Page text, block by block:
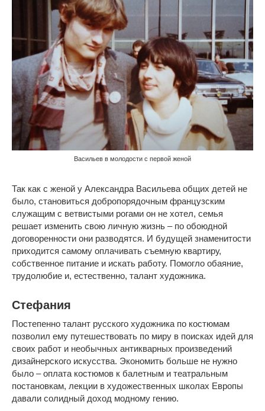
Васильев в молодости с первой женой
Так как с женой у Александра Васильева общих детей не
было, становиться добропорядочным французским
служащим с ветвистыми рогами он не хотел, семья
решает изменить свою личную жизнь – по обоюдной
договоренности они разводятся. И будущей знаменитости
приходится самому оплачивать съемную квартиру,
собственное питание и искать работу. Помогло обаяние,
трудолюбие и, естественно, талант художника.
Стефания
Постепенно талант русского художника по костюмам
позволил ему путешествовать по миру в поисках идей для
своих работ и необычных антикварных произведений
дизайнерского искусства. Экономить больше не нужно
было – оплата костюмов к балетным и театральным
постановкам, лекции в художественных школах Европы
давали солидный доход модному гению.